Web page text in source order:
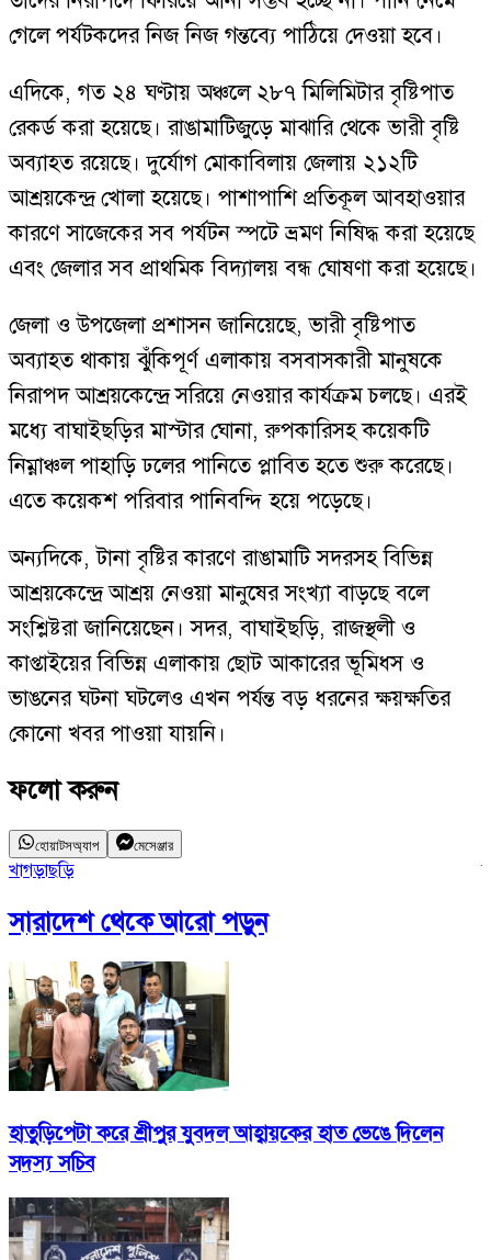
গেলে পর্যটকদের নিজ নিজ গন্তব্যে পাঠিয়ে দেওয়া হবে।
এদিকে, গত ২৪ ঘণ্টায় অঞ্চলে ২৮৭ মিলিমিটার বৃষ্টিপাত
রেকর্ড করা হয়েছে। রাঙামাটিজুড়ে মাঝারি থেকে ভারী বৃষ্টি
অব্যাহত রয়েছে। দুর্যোগ মোকাবিলায় জেলায় ২১২টি
আশ্রয়কেন্দ্র খোলা হয়েছে। পাশাপাশি প্রতিকূল আবহাওয়ার
কারণে সাজেকের সব পর্যটন স্পটে ভ্রমণ নিষিদ্ধ করা হয়েছে
এবং জেলার সব প্রাথমিক বিদ্যালয় বন্ধ ঘোষণা করা হয়েছে।
জেলা ও উপজেলা প্রশাসন জানিয়েছে, ভারী বৃষ্টিপাত
অব্যাহত থাকায় ঝুঁকিপূর্ণ এলাকায় বসবাসকারী মানুষকে
নিরাপদ আশ্রয়কেন্দ্রে সরিয়ে নেওয়ার কার্যক্রম চলছে। এরই
মধ্যে বাঘাইছড়ির মাস্টার ঘোনা, রুপকারিসহ কয়েকটি
নিম্নাঞ্চল পাহাড়ি ঢলের পানিতে প্লাবিত হতে শুরু করেছে।
এতে কয়েকশ পরিবার পানিবন্দি হয়ে পড়েছে।
অন্যদিকে, টানা বৃষ্টির কারণে রাঙামাটি সদরসহ বিভিন্ন
আশ্রয়কেন্দ্রে আশ্রয় নেওয়া মানুষের সংখ্যা বাড়ছে বলে
সংশ্লিষ্টরা জানিয়েছেন। সদর, বাঘাইছড়ি, রাজস্থলী ও
কাপ্তাইয়ের বিভিন্ন এলাকায় ছোট আকারের ভূমিধস ও
ভাঙনের ঘটনা ঘটলেও এখন পর্যন্ত বড় ধরনের ক্ষয়ক্ষতির
কোনো খবর পাওয়া যায়নি।
ফলো করুন
হোয়াটসঅ্যাপ মেসেঞ্জার
খাগড়াছড়ি
সারাদেশথেকে আরো পড়ুন
হাতুড়িপেটা করে শ্রীপুর যুবদল আহ্বায়কের হাত ভেঙে দিলেন
সদস্য সচিব